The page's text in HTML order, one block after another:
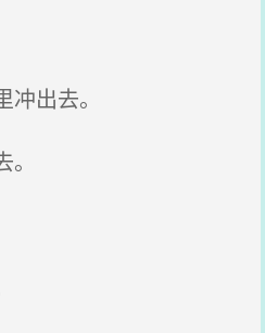
出去。